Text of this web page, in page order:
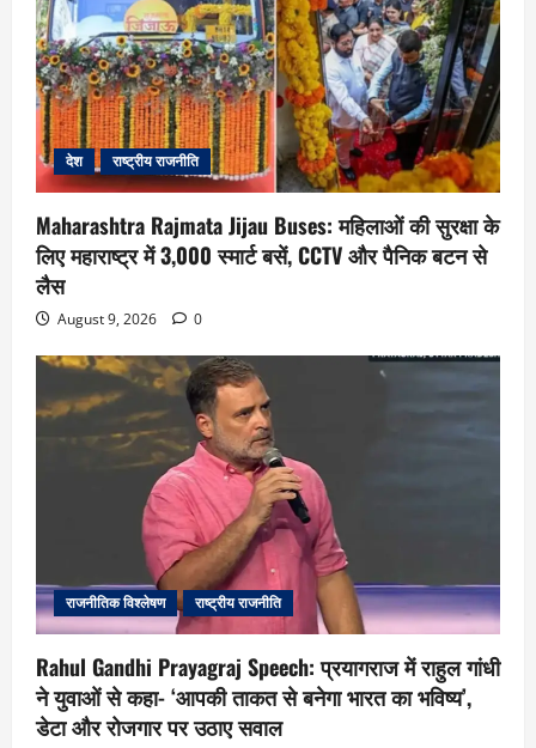
देश राष्ट्रीय राजनीति
Maharashtra Rajmata Jijau Buses: महिलाओं की सुरक्षा के
लिए महाराष्ट्र में 3,000 स्मार्ट बसें, CCTV और पैनिक बटन से
लैस
August 9, 2026 0
राजनीतिक विश्लेषण राष्ट्रीय राजनीति
Rahul Gandhi Prayagraj Speech: प्रयागराज में राहुल गांधी
ने युवाओं से कहा- ‘आपकी ताकत से बनेगा भारत का भविष्य’,
डेटा और रोजगार पर उठाए सवाल